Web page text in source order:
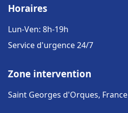
Horaires
Lun-Ven: 8h-19h
Service d'urgence 24/7
Zone intervention
Saint Georges d'Orques, France